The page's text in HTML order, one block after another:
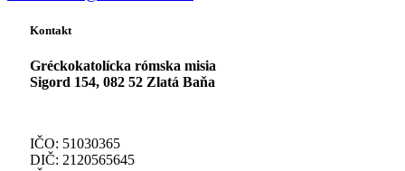
Kontakt
Gréckokatolícka rómska misia
Sigord 154, 082 52 Zlatá Baňa
IČO: 51030365
DIČ: 2120565645